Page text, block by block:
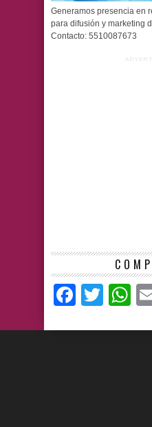
Generamos presencia en
para difusión y marketing
Contacto: 5510087673